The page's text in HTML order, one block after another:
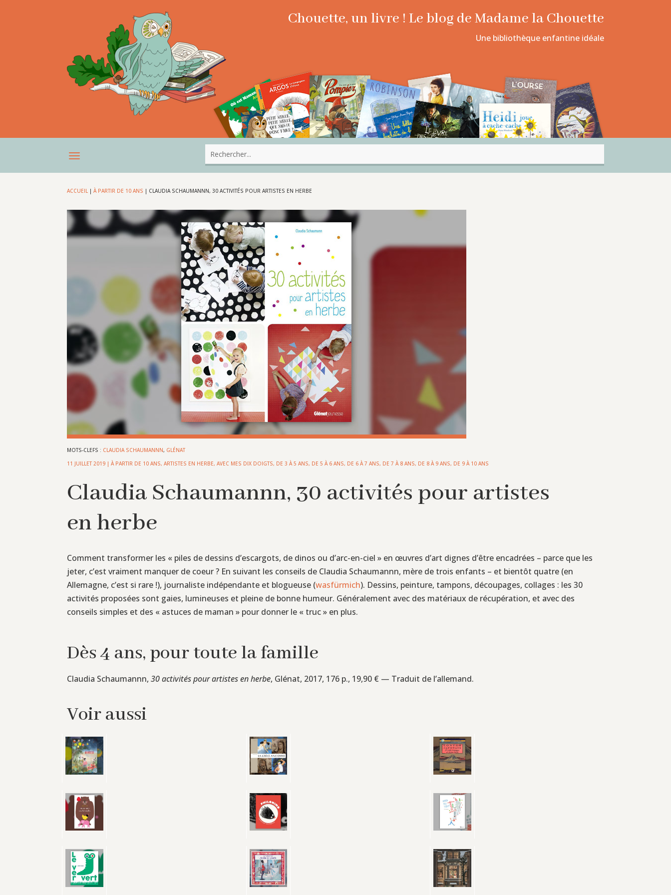
Chouette, un livre ! Le blog de Madame la Chouette
Une bibliothèque enfantine idéale
ACCUEIL |À PARTIR DE 10 ANS | CLAUDIA SCHAUMANNN, 30 ACTIVITÉS POUR ARTISTES EN HERBE
MOTS-CLEFS : CLAUDIA SCHAUMANNN, GLÉNAT
11 JUILLET 2019 |À PARTIR DE 10 ANS,ARTISTES EN HERBE,AVEC MES DIX DOIGTS, DE 3 À 5 ANS, DE 5 À 6 ANS, DE 6 À 7 ANS, DE 7 À 8 ANS, DE 8 À 9 ANS, DE 9 À 10 ANS
Claudia Schaumannn, 30 activités pour artistes
en herbe
Comment transformer les « piles de dessins d’escargots, de dinos ou d’arc-en-ciel » en œuvres d’art dignes d’être encadrées – parce que les
jeter, c’est vraiment manquer de coeur ? En suivant les conseils de Claudia Schaumannn, mère de trois enfants – et bientôt quatre (en
Allemagne, c’est si rare !), journaliste indépendante et blogueuse (wasfürmich). Dessins, peinture, tampons, découpages, collages : les 30
activités proposées sont gaies, lumineuses et pleine de bonne humeur. Généralement avec des matériaux de récupération, et avec des
conseils simples et des « astuces de maman » pour donner le « truc » en plus.
Dès 4 ans, pour toute la famille
Claudia Schaumannn,30 activités pour artistes en herbe, Glénat, 2017, 176 p., 19,90 € — Traduit de l’allemand.
Voir aussi